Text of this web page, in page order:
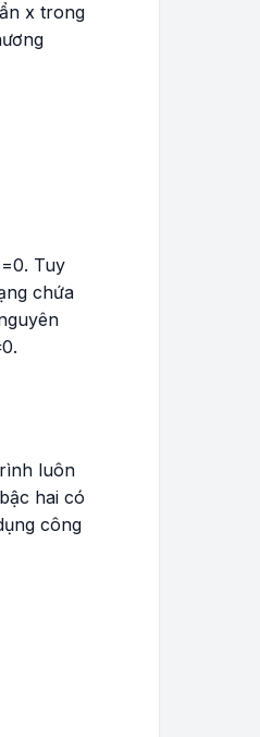
x trong
. Tuy
chứa
.
luôn
hai có
công
\ \ \ \ \ \ ;\ \ \